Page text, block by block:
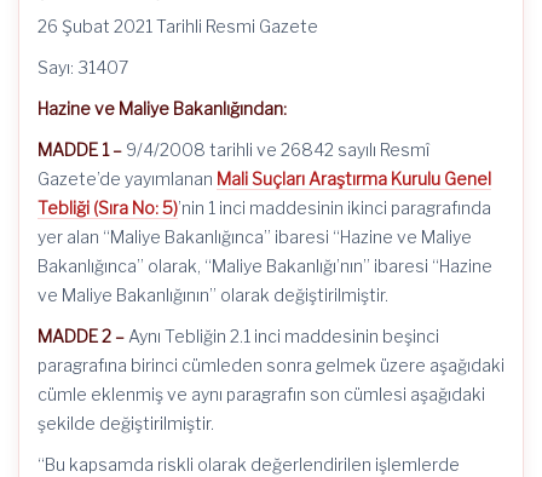
26 Şubat 2021 Tarihli Resmi Gazete
Sayı: 31407
Hazine ve Maliye Bakanlığından:
MADDE 1 – 9/4/2008 tarihli ve 26842 sayılı Resmî
Gazete’de yayımlanan Mali Suçları Araştırma Kurulu Genel
Tebliği (Sıra No: 5)’nin 1 inci maddesinin ikinci paragrafında
yer alan “Maliye Bakanlığınca” ibaresi “Hazine ve Maliye
Bakanlığınca” olarak, “Maliye Bakanlığı’nın” ibaresi “Hazine
ve Maliye Bakanlığının” olarak değiştirilmiştir.
MADDE 2 – Aynı Tebliğin 2.1 inci maddesinin beşinci
paragrafına birinci cümleden sonra gelmek üzere aşağıdaki
cümle eklenmiş ve aynı paragrafın son cümlesi aşağıdaki
şekilde değiştirilmiştir.
“Bu kapsamda riskli olarak değerlendirilen işlemlerde